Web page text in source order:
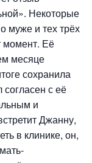
Некоторые
муже и тех трёх
момент. Её
месяце
сохранила
с её
и
Джанну,
в клинике, он,